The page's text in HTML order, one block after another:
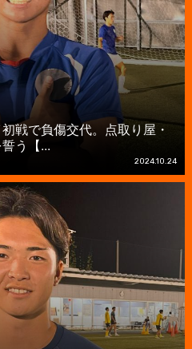
戦で負傷交代。点取り屋・
う【...
2024.10.24